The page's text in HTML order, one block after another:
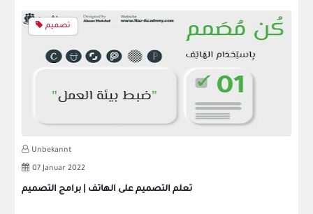
تصميم
Unbekannt
07 Januar 2022
تعلم التصميم على الهاتف | برامج التصميم